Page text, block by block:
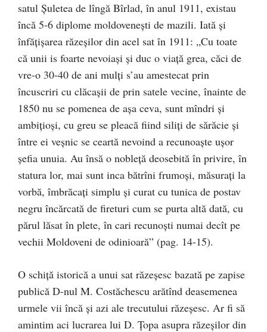
satul Şuletea de lîngă Bîrlad, în anul 1911, existau
încă 5-6 diplome moldovenești de mazili. Iată şi
înfăţişarea răzeșilor din acel sat în 1911: „Cu toate
că unii is foarte nevoiaşi şi duc o viaţă grea, căci de
vre-o 30-40 de ani mulţi s’au amestecat prin
încuscriri cu clăcaşii de prin satele vecine, înainte de
1850 nu se pomenea de aşa ceva, sunt mîndri şi
ambiţioşi, cu greu se pleacă fiind siliţi de sărăcie şi
între ei veşnic se ceartă nevoind a recunoaşte ușor
șefia unuia. Au însă o nobleță deosebită în privire, în
statura lor, mai sunt inca bătrîni frumoşi, măsuraţi la
vorbă, îmbrăcaţi simplu şi curat cu tunica de postav
negru încărcată de fireturi cum se purta altă dată, cu
părul lăsat în plete, în cari recunoşti numai decît pe
vechii Moldoveni de odinioară” (pag. 14-15).
O schiţă istorică a unui sat răzeşesc bazată pe zapise
publică D-nul M. Costăchescu arătînd deasemenea
urmele vii încă şi azi ale trecutului răzeşesc. Ar fi să
amintim aci lucrarea lui D. Țopa asupra răzeşilor din